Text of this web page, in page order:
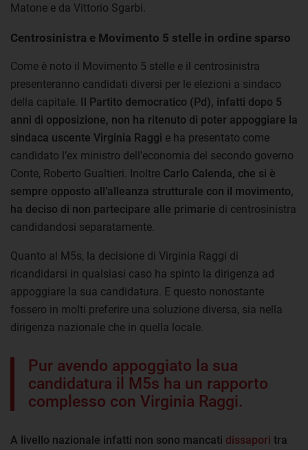
Matone e da Vittorio Sgarbi.
Centrosinistra e Movimento 5 stelle in ordine sparso
Come è noto il Movimento 5 stelle e il centrosinistra
presenteranno candidati diversi per le elezioni a sindaco
della capitale. Il Partito democratico (Pd), infatti dopo 5
anni di opposizione, non ha ritenuto di poter appoggiare la
sindaca uscente Virginia Raggi e ha presentato come
candidato l’ex ministro dell’economia del secondo governo
Conte, Roberto Gualtieri. Inoltre Carlo Calenda, che si è
sempre opposto all’alleanza strutturale con il movimento,
ha deciso di non partecipare alle primarie di centrosinistra
candidandosi separatamente.
Quanto al M5s, la decisione di Virginia Raggi di
ricandidarsi in qualsiasi caso ha spinto la dirigenza ad
appoggiare la sua candidatura. E questo nonostante
fossero in molti preferire una soluzione diversa, sia nella
dirigenza nazionale che in quella locale.
Pur avendo appoggiato la sua
candidatura il M5s ha un rapporto
complesso con Virginia Raggi.
A livello nazionale infatti non sono mancati dissapori tra